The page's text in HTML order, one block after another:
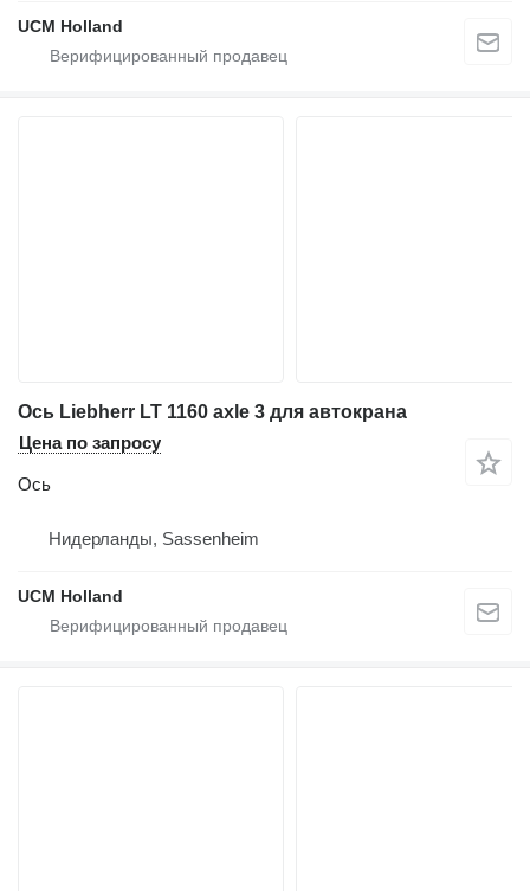
UCM Holland
Ось Liebherr LT 1160 axle 3 для автокрана
Цена по запросу
Ось
Нидерланды, Sassenheim
UCM Holland